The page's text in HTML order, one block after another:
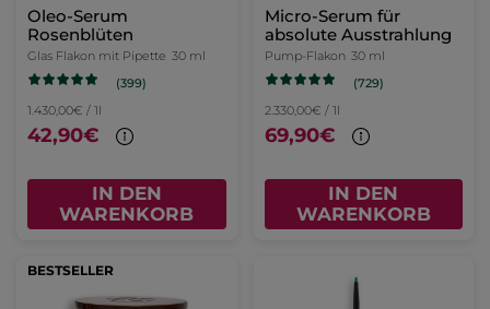
Oleo-Serum
Rosenblüten
Glas Flakon mit Pipette 30 ml
(399)
1.430,00€ / 1l
42,90€
IN DEN
WARENKORB
Micro-Serum für
absolute Ausstrahlung
Pump-Flakon 30 ml
(729)
2.330,00€ / 1l
69,90€
IN DEN
WARENKORB
BESTSELLER